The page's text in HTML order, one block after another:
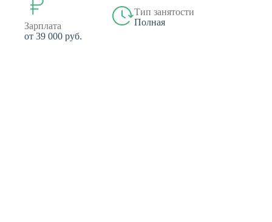
Зарплата
от 39 000 руб.
Тип занятости
Полная